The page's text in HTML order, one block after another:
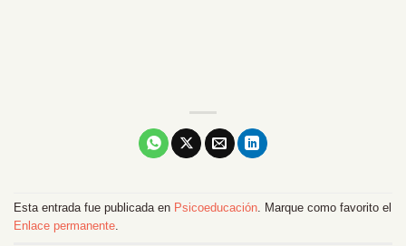
Esta entrada fue publicada en Psicoeducación . Marque como favorito el
Enlace permanente